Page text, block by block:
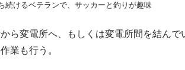
続けるベテランで、サッカーと釣りが趣味
ら変電所へ、もしくは変電所間を結んで
業も行う。